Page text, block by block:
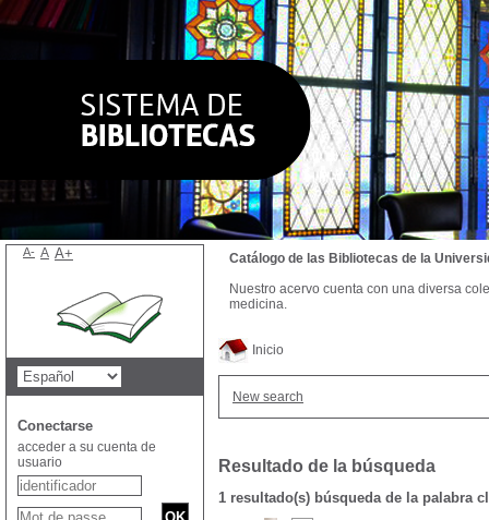
Inicio
New search
Resultado de la búsqueda
1 resultado(s) búsqueda de la palabra
Catálogo de las Bibliotecas de la
Nuestro acervo cuenta con una diversa
medicina.
A- A A+
Conectarse
acceder a su cuenta de
usuario